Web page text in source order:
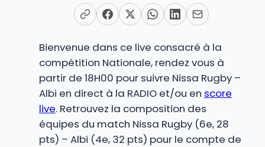
Bienvenue dans ce live consacré à la
compétition Nationale, rendez vous à
partir de 18H00 pour suivre Nissa Rugby –
Albi en direct à la RADIO et/ou en score
live. Retrouvez la composition des
équipes du match Nissa Rugby (6e, 28
pts) – Albi (4e, 32 pts) pour le compte de